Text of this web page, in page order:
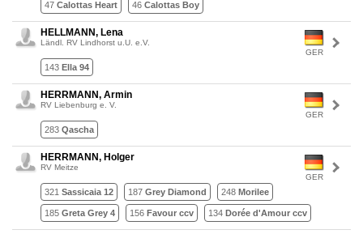
47 Calottas Heart 46 Calottas Boy
GER
HELLMANN, Lena
Ländl. RV Lindhorst u.U. e.V.
143 Ella 94
GER
HERRMANN, Armin
RV Liebenburg e. V.
283 Qascha
GER
HERRMANN, Holger
RV Meitze
321 Sassicaia 12 187 Grey Diamond 248 Morilee
185 Greta Grey 4 156 Favour ccv 134 Dorée d'Amour ccv